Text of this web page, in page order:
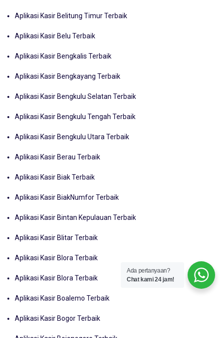
Aplikasi Kasir Belitung Timur Terbaik
Aplikasi Kasir Belu Terbaik
Aplikasi Kasir Bengkalis Terbaik
Aplikasi Kasir Bengkayang Terbaik
Aplikasi Kasir Bengkulu Selatan Terbaik
Aplikasi Kasir Bengkulu Tengah Terbaik
Aplikasi Kasir Bengkulu Utara Terbaik
Aplikasi Kasir Berau Terbaik
Aplikasi Kasir Biak Terbaik
Aplikasi Kasir BiakNumfor Terbaik
Aplikasi Kasir Bintan Kepulauan Terbaik
Aplikasi Kasir Blitar Terbaik
Aplikasi Kasir Blora Terbaik
Aplikasi Kasir Blora Terbaik
Aplikasi Kasir Boalemo Terbaik
Aplikasi Kasir Bogor Terbaik
Ada pertanyaan?
Chat kami 24 jam!